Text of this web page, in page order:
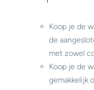
Koop je de
de
met zowel
Koop je de
gemakkelijk